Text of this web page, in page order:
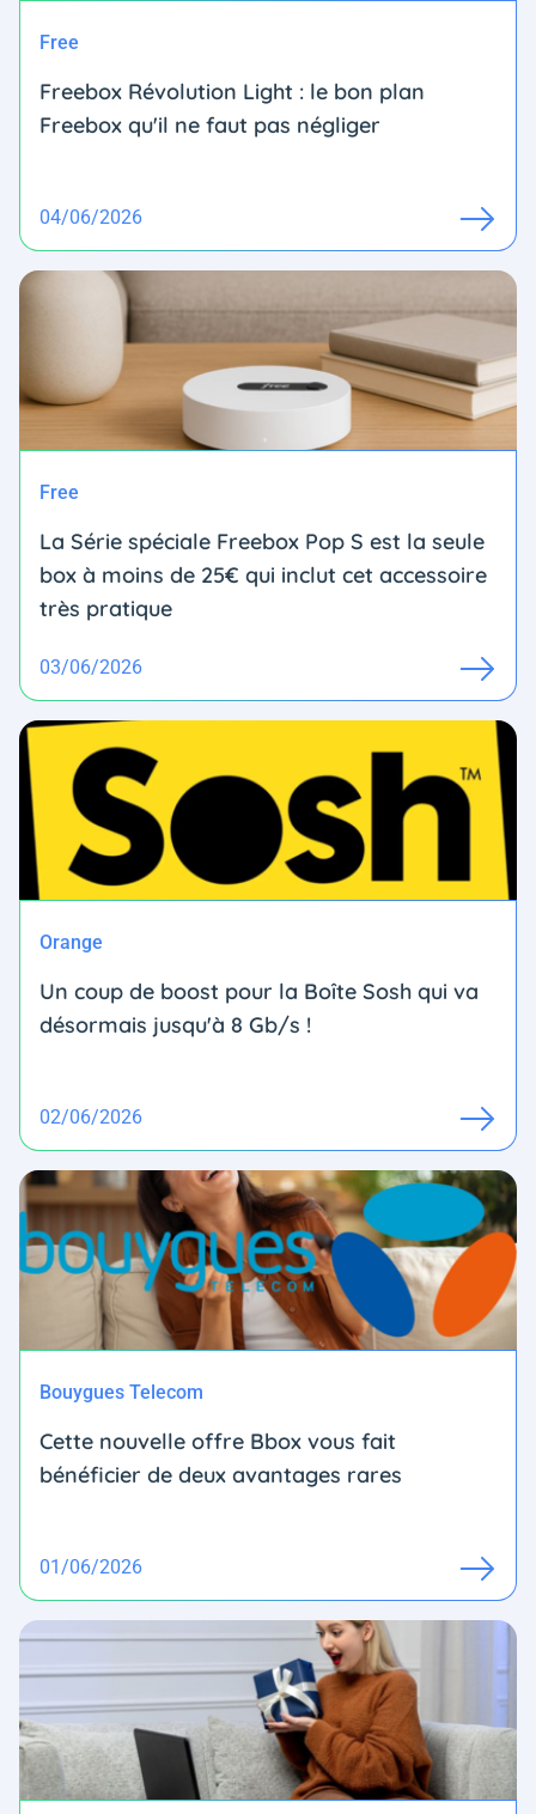
Free
Freebox Révolution Light : le bon plan
Freebox qu'il ne faut pas négliger
04/06/2026
Free
La Série spéciale Freebox Pop S est la seule
box à moins de 25€ qui inclut cet accessoire
très pratique
03/06/2026
Orange
Un coup de boost pour la Boîte Sosh qui va
désormais jusqu'à 8 Gb/s !
02/06/2026
Bouygues Telecom
Cette nouvelle offre Bbox vous fait
bénéficier de deux avantages rares
01/06/2026